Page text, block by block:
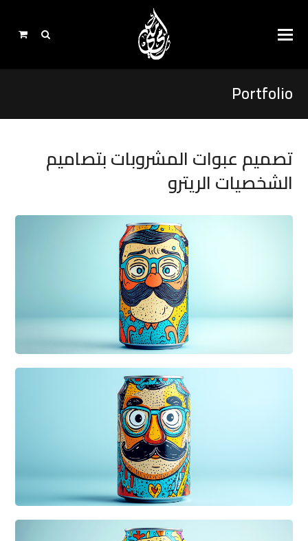
Portfolio
تصميم عبوات المشروبات بتصاميم
الشخصيات الريترو